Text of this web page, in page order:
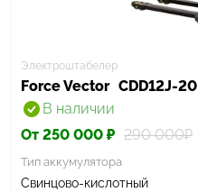
Электроштабелер
Force Vector CDD12J-20
В наличии
От 250 000 ₽ 290 000₽
Тип аккумулятора
Свинцово-кислотный